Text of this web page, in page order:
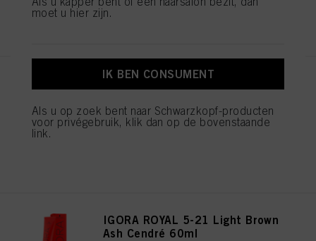
IGORA ROYAL 5-21 Light Brown
Ash Cendré 60ml
moet u hier zijn.
IK BEN CONSUMENT
Als u op zoek bent naar Schwarzkopf-producten
voor privégebruik, klik dan op de bovenstaande
link.